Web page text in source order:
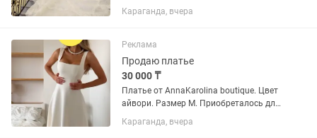
стиле “принцесса” с эффектным
длинным шлейфом и изысканным
деликатным блеском, красиво
переливается при...
Караганда, вчера
Реклама
Продаю платье
30 000 ₸
Платье от AnnaKarolina boutique. Цвет
айвори. Размер М. Приобреталось для
регистрации брака и надевалось один
раз.
Караганда, вчера